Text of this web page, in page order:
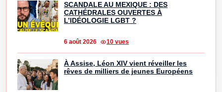
SCANDALE AU MEXIQUE : DES
CATHÉDRALES OUVERTES À
L’IDÉOLOGIE LGBT ?
6 août 2026 10 vues
À Assise, Léon XIV vient réveiller les
rêves de milliers de jeunes Européens